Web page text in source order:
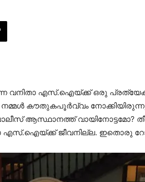
വനിതാ എസ്.ഐയ്ക്ക് ഒരു
കൗതുകപൂര്‍വ്വം
വായിനോട്ടമോ?
എസ്.ഐയ്ക്ക് ജീവനില്ല. ഇതൊരു